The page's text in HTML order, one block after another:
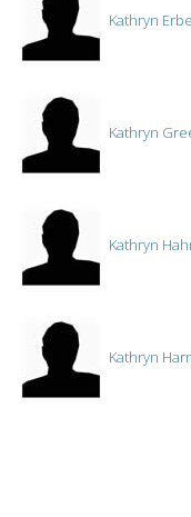
Kathryn Erbe
Kathryn
Kathryn
Kathryn